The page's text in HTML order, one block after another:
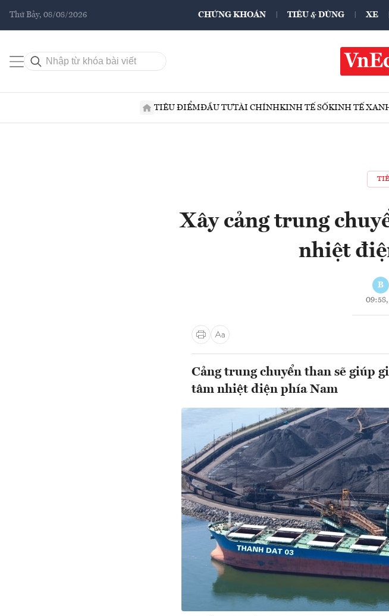
Thứ Bảy, 08/08/2026 CHỨNG KHOÁN TIÊU & DÙNG XE
TIÊU ĐIỂMĐẦU TƯTÀI CHÍNHKINH TẾ SỐKINH TẾ
Xây cảng trung
nhiệt
B
Cảng trung chuyển than sẽ giúp
tâm nhiệt điện phía Nam